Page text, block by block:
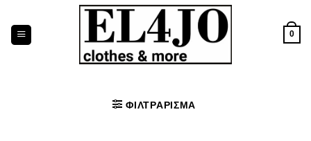
στο
περιεχόμενο
0
ΦΙΛΤΡΆΡΙΣΜΑ